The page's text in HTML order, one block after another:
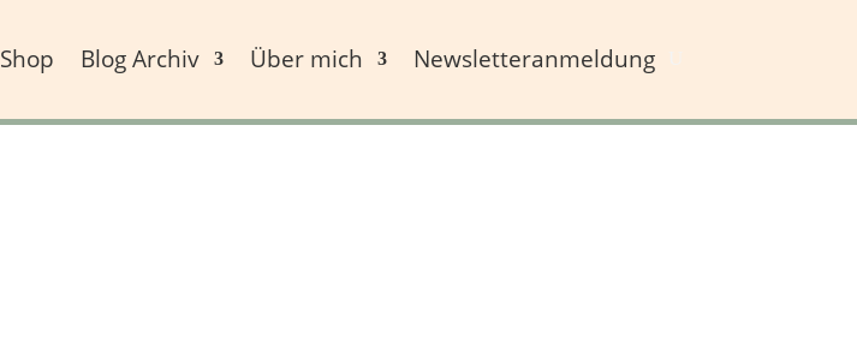
Shop Blog Archiv Über mich Newsletteranmeldung